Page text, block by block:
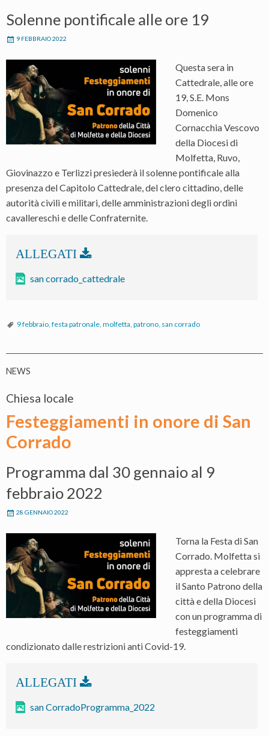
Solenne pontificale alle ore 19
9 FEBBRAIO 2022
Questa sera in
Cattedrale, alle ore
19, S.E. Mons
Domenico
Cornacchia Vescovo
della Diocesi di
Molfetta, Ruvo,
Giovinazzo e Terlizzi presiederà il solenne pontificale alla
presenza del Capitolo Cattedrale, del clero cittadino, delle
autorità civili e militari, delle amministrazioni degli ordini
cavallereschi e delle Confraternite.
san corrado_cattedrale
9 febbraio, festa patronale, molfetta, patrono, san corrado
NEWS
Chiesa locale
Festeggiamenti in onore di San
Corrado
Programma dal 30 gennaio al 9
febbraio 2022
28 GENNAIO 2022
Torna la Festa di San
Corrado. Molfetta si
appresta a celebrare
il Santo Patrono della
città e della Diocesi
con un programma di
festeggiamenti
condizionato dalle restrizioni anti Covid-19.
san CorradoProgramma_2022